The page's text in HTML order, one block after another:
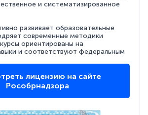
и систематизированное
развивает образовательные
современные методики
ориентированы на
и соответствуют федеральным
лицензию на сайте
Рособрнадзора